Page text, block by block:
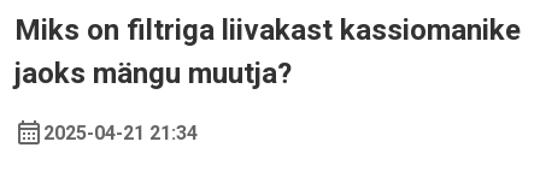
Miks on filtriga liivakast kassiomanike
jaoks mängu muutja?
2025-04-21 21:34